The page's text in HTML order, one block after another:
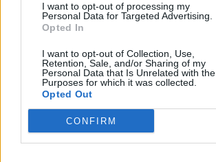
I want to opt-out of processing my
Personal Data for Targeted Advertising.
Opted In
I want to opt-out of Collection, Use,
Retention, Sale, and/or Sharing of my
Personal Data that Is Unrelated with the
Purposes for which it was collected.
Opted Out
CONFIRM
Staran luetuimmat